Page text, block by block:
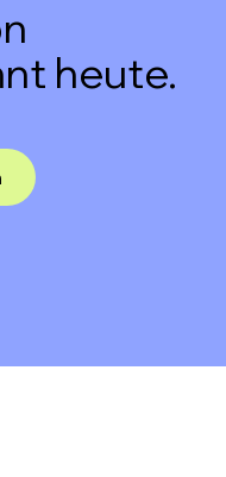
heute.